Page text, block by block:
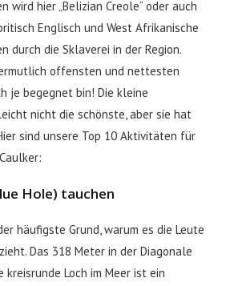
wird hier „Belizian Creole“ oder auch
Englisch und West Afrikanische
durch die Sklaverei in der Region.
offensten und nettesten
je begegnet bin! Die kleine
nicht die schönste, aber sie hat
sind unsere Top 10 Aktivitäten für
Hole) tauchen
häufigste Grund, warum es die Leute
Das 318 Meter in der Diagonale
Loch im Meer ist ein